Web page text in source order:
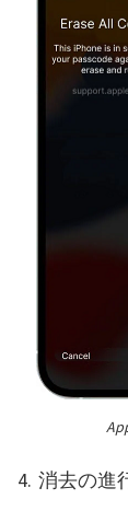
消去の進